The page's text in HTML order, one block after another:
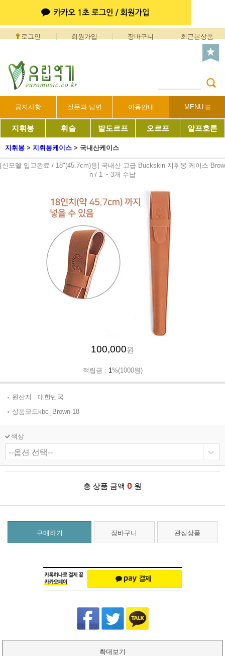
로그인 회원가입 장바구니 최근본상품
공지사항 질문과 답변 이용안내 MENU
지휘봉 휘슬 발도르프 오르프 알프호른
지휘봉 > 지휘봉케이스 > 국내산케이스
[신모델 입고완료 / 18"(45.7cm)용] 국내산 고급 Buckskin 지휘봉 케이스 Brow
n / 1 ~ 3개 수납
100,000원
적립금 : 1%(1000원)
원산지 : 대한민국
상품코드kbc_Brown-18
색상
총 상품 금액 0 원
구매하기 장바구니 관심상품
확대보기